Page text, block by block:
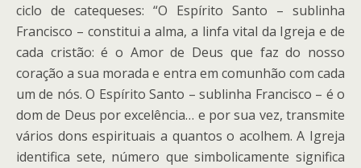
ciclo de catequeses: “O Espírito Santo – sublinha
Francisco – constitui a alma, a linfa vital da Igreja e de
cada cristão: é o Amor de Deus que faz do nosso
coração a sua morada e entra em comunhão com cada
um de nós. O Espírito Santo – sublinha Francisco – é o
dom de Deus por excelência… e por sua vez, transmite
vários dons espirituais a quantos o acolhem. A Igreja
identifica sete, número que simbolicamente significa